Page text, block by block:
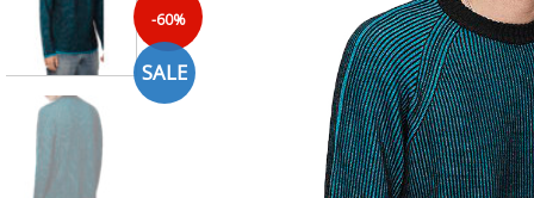
-60%
SALE